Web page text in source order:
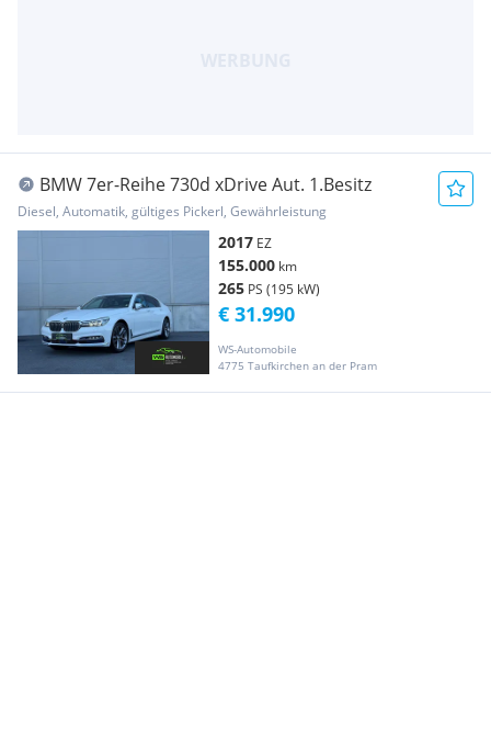
BMW 7er-Reihe 730d xDrive Aut. 1.Besitz
Diesel, Automatik, gültiges Pickerl, Gewährleistung
2017 EZ
155.000 km
265 PS (195 kW)
WS-Automobile
4775 Taufkirchen an der Pram
€ 31.990